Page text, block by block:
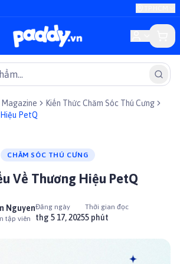
Magazine
Kiến Thức Chăm Sóc Thú Cưng
PetQ
CHĂM SÓC THÚ CƯNG
Về Thương Hiệu PetQ
Nguyen
tập viên
Đăng ngày
thg 5 17, 2025
Thời gian đọc
5 phút